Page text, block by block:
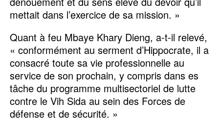
mettait dans l’exercice de sa mission. »
Quant à feu Mbaye Khary Dieng, a-t-il relevé,
« conformément au serment d’Hippocrate, il a
consacré toute sa vie professionnelle au
service de son prochain, y compris dans es
tâche du programme multisectoriel de lutte
contre le Vih Sida au sein des Forces de
défense et de sécurité. »